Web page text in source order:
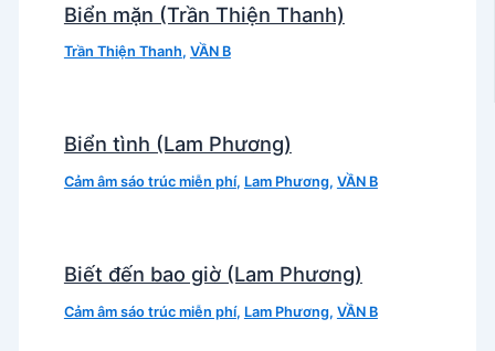
Biển mặn (Trần Thiện Thanh)
Trần Thiện Thanh, VẦN B
Biển tình (Lam Phương)
Cảm âm sáo trúc miễn phí, Lam Phương, VẦN B
Biết đến bao giờ (Lam Phương)
Cảm âm sáo trúc miễn phí, Lam Phương, VẦN B